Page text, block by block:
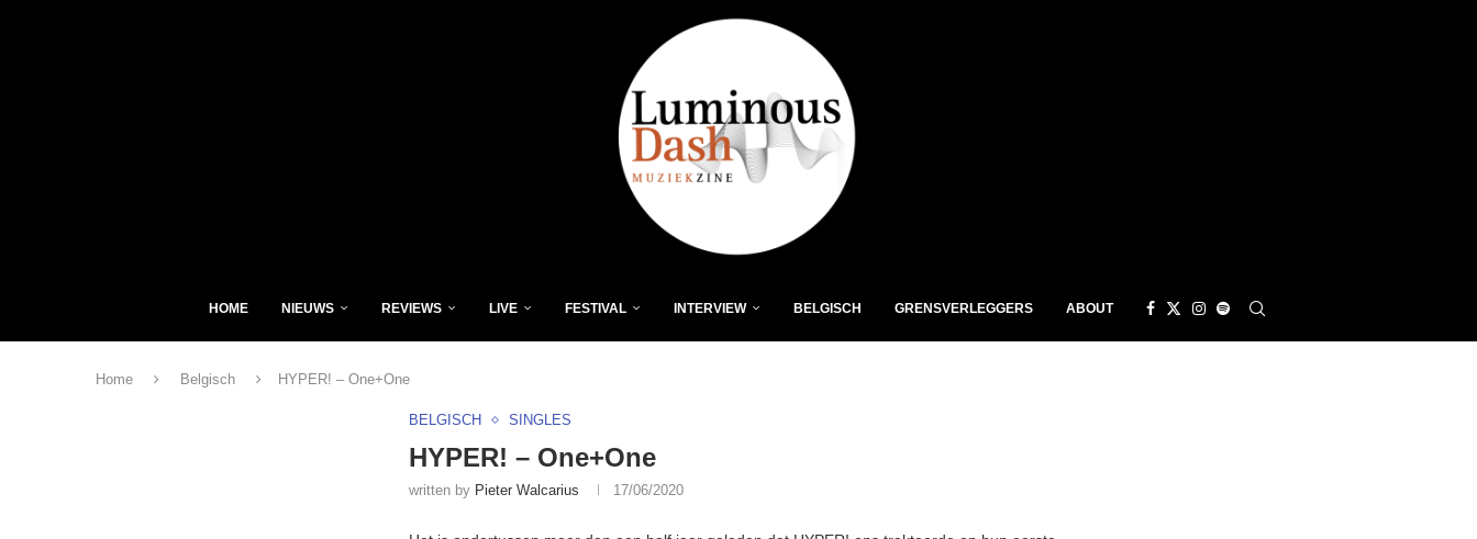
HOME NIEUWS REVIEWS LIVE FESTIVAL INTERVIEW BELGISCH GRENSVERLEGGERS ABOUT
Home Belgisch HYPER! – One+One
BELGISCH SINGLES
HYPER! – One+One
written by Pieter Walcarius 17/06/2020